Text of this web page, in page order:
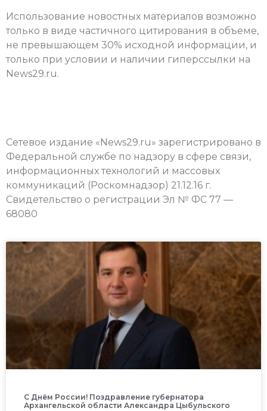
Использование новостных материалов возможно
только в виде частичного цитирования в объеме,
не превышающем 30% исходной информации, и
только при условии и наличии гиперссылки на
News29.ru.
Сетевое издание «News29.ru» зарегистрировано в
Федеральной службе по надзору в сфере связи,
информационных технологий и массовых
коммуникаций (Роскомнадзор) 21.12.16 г.
Свидетельство о регистрации Эл № ФС 77 —
68080
С Днём России! Поздравление губернатора
Архангельской области Александра Цыбульского